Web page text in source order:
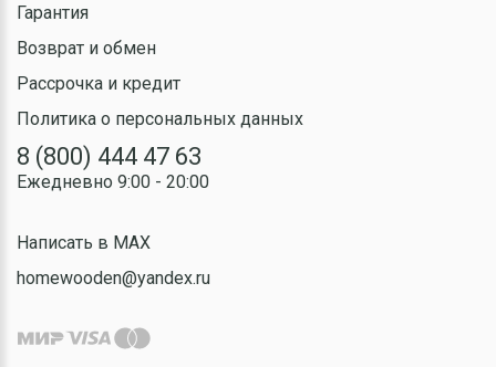
Гарантия
Возврат и обмен
Рассрочка и кредит
Политика о персональных данных
8 (800) 444 47 63
Ежедневно 9:00 - 20:00
Написать в MAX
homewooden@yandex.ru